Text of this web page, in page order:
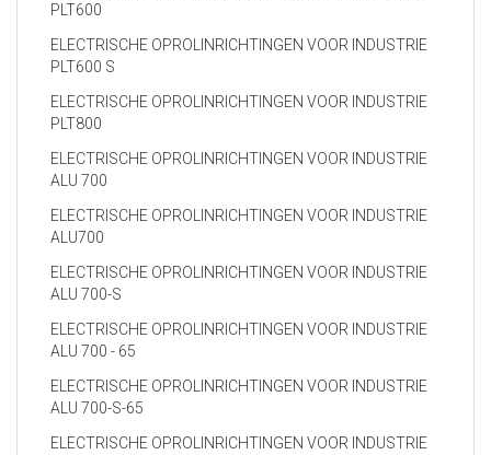
PLT600
ELECTRISCHE OPROLINRICHTINGEN VOOR INDUSTRIE
PLT600 S
ELECTRISCHE OPROLINRICHTINGEN VOOR INDUSTRIE
PLT800
ELECTRISCHE OPROLINRICHTINGEN VOOR INDUSTRIE
ALU 700
ELECTRISCHE OPROLINRICHTINGEN VOOR INDUSTRIE
ALU700
ELECTRISCHE OPROLINRICHTINGEN VOOR INDUSTRIE
ALU 700-S
ELECTRISCHE OPROLINRICHTINGEN VOOR INDUSTRIE
ALU 700 - 65
ELECTRISCHE OPROLINRICHTINGEN VOOR INDUSTRIE
ALU 700-S-65
ELECTRISCHE OPROLINRICHTINGEN VOOR INDUSTRIE